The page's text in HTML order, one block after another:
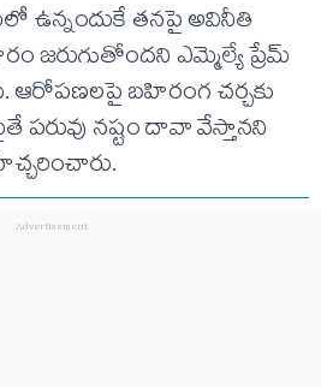
ఉన్నందుకే తనపై అవినీతి
జరుగుతోందని ఎమ్మెల్యే ప్రేమ్
ఆరోపణలపై బహిరంగ చర్చకు
పరువు నష్టం దావా వేస్తానని